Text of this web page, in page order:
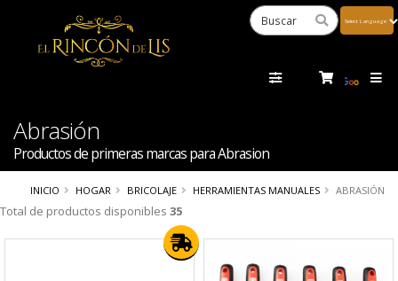
Abrasión
Productos de primeras marcas para Abrasion
INICIO HOGAR BRICOLAJE HERRAMIENTAS MANUALES ABRASIÓN
Total de productos disponibles 35